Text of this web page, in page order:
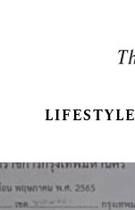
LIFESTYLE